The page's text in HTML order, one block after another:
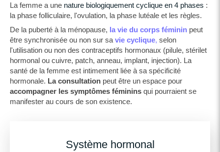
La femme a une nature biologiquement cyclique en 4 phases :
la phase folliculaire, l'ovulation, la phase lutéale et les règles.
De la puberté à la ménopause, la vie du corps féminin peut
être synchronisée ou non sur sa vie cyclique, selon
l'utilisation ou non des contraceptifs hormonaux (pilule, stérilet
hormonal ou cuivre, patch, anneau, implant, injection). La
santé de la femme est intimement liée à sa spécificité
hormonale. La consultation peut être un espace pour
accompagner les symptômes féminins qui pourraient se
manifester au cours de son existence.
Système hormonal